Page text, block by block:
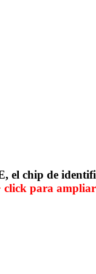
el chip de
click para